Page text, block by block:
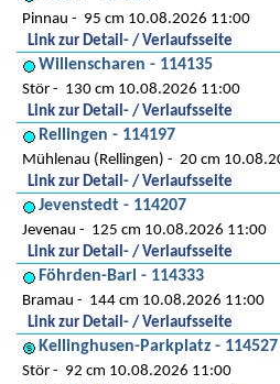
Pinnau
95 cm 10.08.2026 11:00
Link zur Detail- / Verlaufsseite
Willenscharen - 114135
Stör
130 cm 10.08.2026 11:00
Link zur Detail- / Verlaufsseite
Rellingen - 114197
Mühlenau (Rellingen)
20 cm
Link zur Detail- / Verlaufsseite
Jevenstedt - 114207
Jevenau
125 cm 10.08.2026 11:00
Link zur Detail- / Verlaufsseite
Föhrden-Barl - 114333
Bramau
144 cm 10.08.2026 11:00
Link zur Detail- / Verlaufsseite
Kellinghusen-Parkplatz - 114527
Stör
92 cm 10.08.2026 11:00